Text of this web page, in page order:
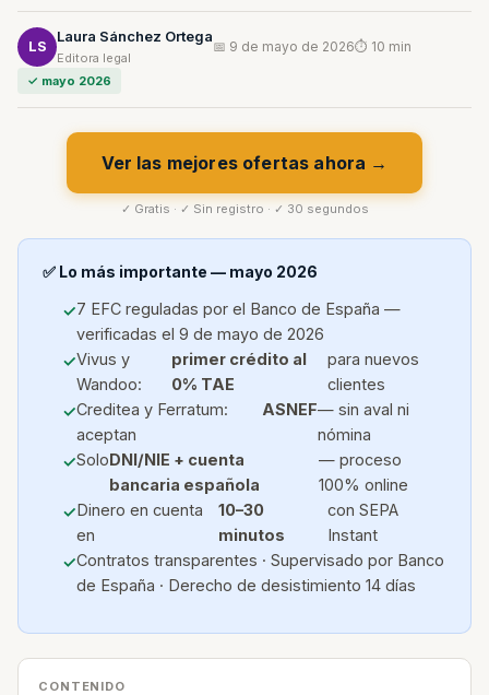
LS
Laura Sánchez Ortega
Editora legal
📅 9 de mayo de 2026⏱ 10 min
✓ mayo 2026
Ver las mejores ofertas ahora →
✓ Gratis · ✓ Sin registro · ✓ 30 segundos
✅ Lo más importante — mayo 2026
7 EFC reguladas por el Banco de España —
verificadas el 9 de mayo de 2026
Vivus y
Wandoo:
primer crédito al
0% TAE
para nuevos
clientes
Creditea y Ferratum:
aceptan
ASNEF— sin aval ni
nómina
SoloDNI/NIE + cuenta
bancaria española
— proceso
100% online
Dinero en cuenta
en
10–30
minutos
con SEPA
Instant
Contratos transparentes · Supervisado por Banco
de España · Derecho de desistimiento 14 días
CONTENIDO